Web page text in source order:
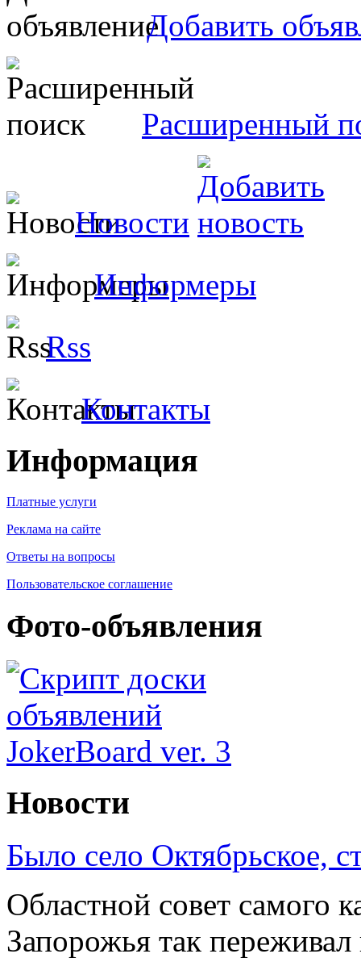
Добавить
Расширенный
Новости
Информеры
Rss
Контакты
Информация
Платные услуги
Реклама на сайте
Ответы на вопросы
Пользовательское соглашение
Фото-объявления
Новости
Было село Октябрьское,
Областной совет самого
Запорожья так